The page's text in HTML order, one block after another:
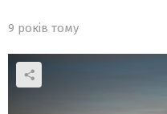
9 років тому